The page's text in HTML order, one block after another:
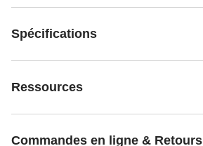
Spécifications
Ressources
Commandes en ligne & Retours